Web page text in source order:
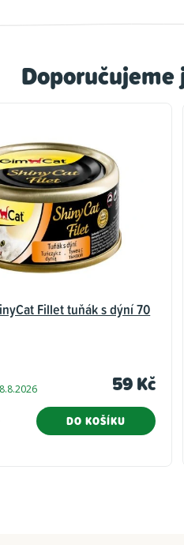
Fillet tuňák s dýní 70
59 Kč
DO KOŠÍKU